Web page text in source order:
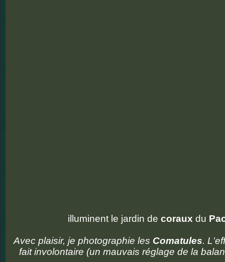
illuminent le jardin de coraux du
Avec plaisir, je photographie les Comatules.
fait involontaire (un mauvais réglage de la